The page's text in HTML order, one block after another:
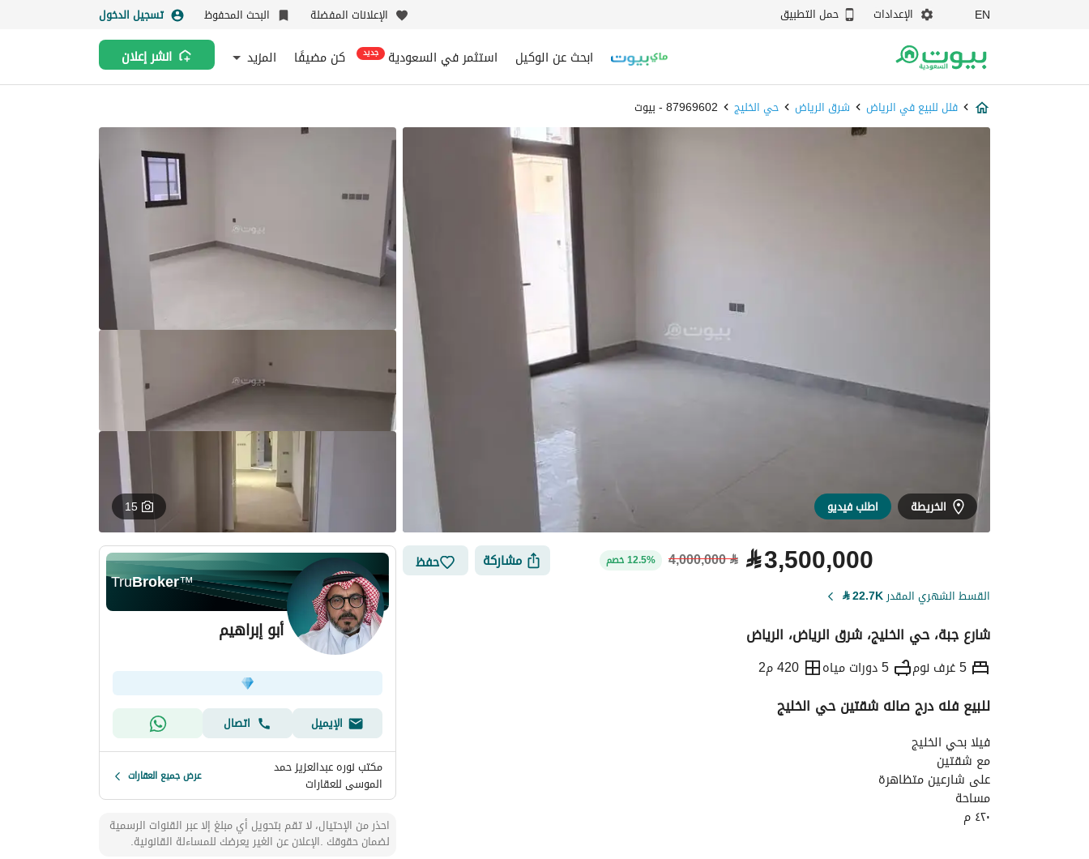
EN الإعدادات حمل التطبيق الإعلانات المفضلة البحث المحفوظ تسجيل الدخول
ابحث عن الوكيل استثمر في السعودية جديد كن مضيفًا المزيد انشر إعلان
فلل للبيع في الرياض شرق الرياض حي الخليج 87969602 - بيوت
الخريطة اطلب فيديو 15
⃁3,500,000
⃁
4,000,000 12.5% خصم مشاركة حفظ
القسط الشهري المقدر22.7K
⃁
شارع جبة، حي الخليج، شرق الرياض، الرياض
5 غرف نوم 5 دورات مياه 420 م2
التفاصيل معلومات ترخيص الإعلان
للبيع فله درج صاله شقتين حي الخليج
فيلا بحي الخليج
مع شقتين
على شارعين متظاهرة
مساحة
٤٢٠ م
TruBroker™
أبو إبراهيم
الإيميل
اتصال
مكتب نوره عبدالعزيز حمد
الموسى للعقارات عرض جميع العقارات
احذر من الإحتيال، لا تقم بتحويل أي مبلغ إلا عبر القنوات الرسمية
لضمان حقوقك .الإعلان عن الغير يعرضك للمساءلة القانونية.